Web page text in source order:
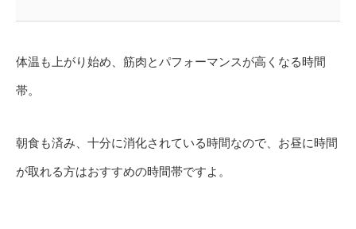
体温も上がり始め、筋肉とパフォーマンスが高くなる時間
帯。
朝食も済み、十分に消化されている時間なので、お昼に時間
が取れる方はおすすめの時間帯ですよ。